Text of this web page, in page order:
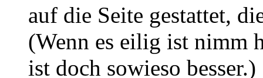
auf die Seite gestattet,
(Wenn es eilig ist nimm
ist doch sowieso besser.)